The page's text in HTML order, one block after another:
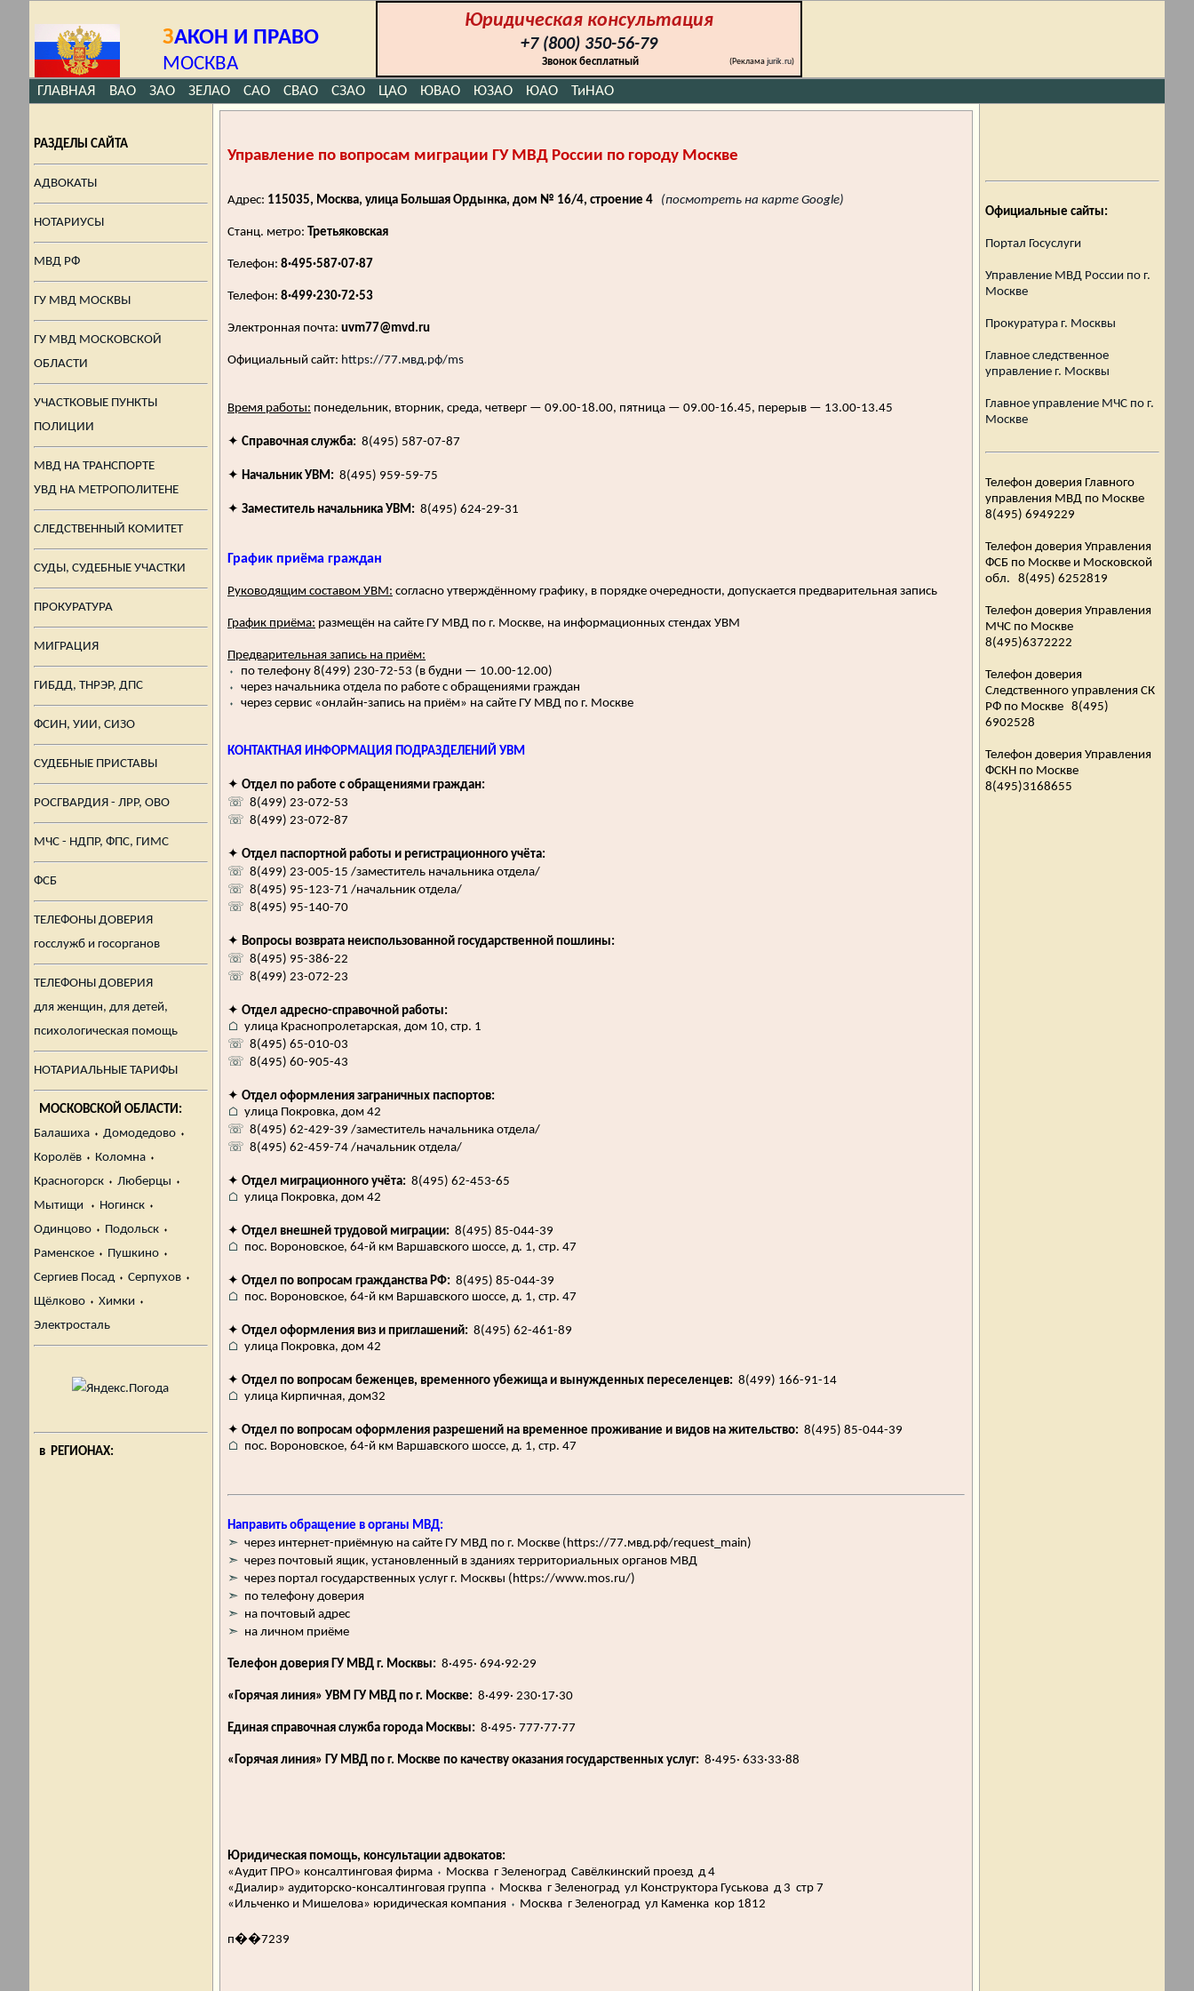
ЗАКОН И ПРАВО
МОСКВА
Юридическая консультация
+7 (800) 350-56-79
Звонок бесплатный (Рекламаjurik.ru)
ГЛАВНАЯ ВАО ЗАО ЗЕЛАО САО СВАО СЗАО ЦАО ЮВАО ЮЗАО ЮАО ТиНАО
РАЗДЕЛЫ САЙТА
АДВОКАТЫ
НОТАРИУСЫ
МВД РФ
ГУ МВД МОСКВЫ
ГУ МВД МОСКОВСКОЙ
ОБЛАСТИ
УЧАСТКОВЫЕ ПУНКТЫ
ПОЛИЦИИ
МВД НА ТРАНСПОРТЕ
УВД НА МЕТРОПОЛИТЕНЕ
СЛЕДСТВЕННЫЙ КОМИТЕТ
СУДЫ, СУДЕБНЫЕ УЧАСТКИ
ПРОКУРАТУРА
МИГРАЦИЯ
ГИБДД, ТНРЭР, ДПС
ФСИН, УИИ, СИЗО
СУДЕБНЫЕ ПРИСТАВЫ
РОСГВАРДИЯ - ЛРР, ОВО
МЧС - НДПР, ФПС, ГИМС
ФСБ
ТЕЛЕФОНЫ ДОВЕРИЯ
госслужб и госорганов
ТЕЛЕФОНЫ ДОВЕРИЯ
для женщин, для детей,
психологическая помощь
НОТАРИАЛЬНЫЕ ТАРИФЫ
МОСКОВСКОЙ ОБЛАСТИ:
Балашиха ⬪ Домодедово ⬪
Королёв ⬪ Коломна ⬪
Красногорск ⬪ Люберцы ⬪
Мытищи ⬪ Ногинск ⬪
Одинцово ⬪ Подольск ⬪
Раменское ⬪ Пушкино ⬪
Сергиев Посад⬪ Серпухов ⬪
Щёлково ⬪ Химки ⬪
Электросталь
в РЕГИОНАХ:
Управление по вопросам миграции ГУ МВД России по городу Москве
Адрес: 115035, Москва, улица Большая Ордынка, дом № 16/4, строение 4 (посмотреть на карте Google)
Станц. метро: Третьяковская
Телефон: 8·495·587·07·87
Телефон: 8·499·230·72·53
Электронная почта: uvm77@mvd.ru
Официальный сайт: https://77.мвд.рф/ms
Время работы: понедельник, вторник, среда, четверг — 09.00-18.00, пятница — 09.00-16.45, перерыв — 13.00-13.45
✦ Справочная служба: 8(495) 587-07-87
✦ Начальник УВМ: 8(495) 959-59-75
✦ Заместитель начальника УВМ: 8(495) 624-29-31
График приёма граждан
Руководящим составом УВМ: согласно утверждённому графику, в порядке очередности, допускается предварительная запись
График приёма: размещён на сайте ГУ МВД по г. Москве, на информационных стендах УВМ
Предварительная запись на приём:
⬪
по телефону 8(499) 230-72-53 (в будни — 10.00-12.00)
⬪ через начальника отдела по работе с обращениями граждан
⬪ через сервис «онлайн-запись на приём» на сайте ГУ МВД по г. Москве
КОНТАКТНАЯ ИНФОРМАЦИЯ ПОДРАЗДЕЛЕНИЙ УВМ
✦ Отдел по работе с обращениями граждан:
☏ 8(499) 23-072-53
☏ 8(499) 23-072-87
✦ Отдел паспортной работы и регистрационного учёта:
☏ 8(499) 23-005-15 /заместитель начальника отдела/
☏ 8(495) 95-123-71 /начальник отдела/
☏ 8(495) 95-140-70
✦ Вопросы возврата неиспользованной государственной пошлины:
☏ 8(495) 95-386-22
☏ 8(499) 23-072-23
✦ Отдел адресно-справочной работы:
⌂ улица Краснопролетарская, дом 10, стр. 1
☏ 8(495) 65-010-03
☏ 8(495) 60-905-43
✦ Отдел оформления заграничных паспортов:
⌂ улица Покровка, дом 42
☏ 8(495) 62-429-39 /заместитель начальника отдела/
☏ 8(495) 62-459-74 /начальник отдела/
✦ Отдел миграционного учёта: 8(495) 62-453-65
⌂ улица Покровка, дом 42
✦ Отдел внешней трудовой миграции: 8(495) 85-044-39
⌂ пос. Вороновское, 64-й км Варшавского шоссе, д. 1, стр. 47
✦ Отдел по вопросам гражданства РФ: 8(495) 85-044-39
⌂ пос. Вороновское, 64-й км Варшавского шоссе, д. 1, стр. 47
✦ Отдел оформления виз и приглашений: 8(495) 62-461-89
⌂ улица Покровка, дом 42
✦ Отдел по вопросам беженцев, временного убежища и вынужденных переселенцев: 8(499) 166-91-14
⌂ улица Кирпичная, дом32
✦ Отдел по вопросам оформления разрешений на временное проживание и видов на жительство: 8(495) 85-044-39
⌂ пос. Вороновское, 64-й км Варшавского шоссе, д. 1, стр. 47
Направить обращение в органы МВД:
➣ через интернет-приёмную на сайте ГУ МВД по г. Москве (https://77.мвд.рф/request_main)
➣ через почтовый ящик, установленный в зданиях территориальных органов МВД
➣ через портал государственных услуг г. Москвы (https://www.mos.ru/)
➣ по телефону доверия
➣ на почтовый адрес
➣ на личном приёме
Телефон доверия ГУ МВД г. Москвы: 8·495· 694·92·29
«Горячая линия» УВМ ГУ МВД по г. Москве: 8·499· 230·17·30
Единая справочная служба города Москвы: 8·495· 777·77·77
«Горячая линия» ГУ МВД по г. Москве по качеству оказания государственных услуг: 8·495· 633·33·88
Юридическая помощь, консультации адвокатов:
«Аудит ПРО» консалтинговая фирма ⬪ Москва г Зеленоград Савёлкинский проезд д 4
«Диалир» аудиторско-консалтинговая группа ⬪ Москва г Зеленоград ул Конструктора Гуськова д 3 стр 7
«Ильченко и Мишелова» юридическая компания ⬪ Москва г Зеленоград ул Каменка кор 1812
п��7239
Официальные сайты:
Портал Госуслуги
Управление МВД России по г.
Москве
Прокуратура г. Москвы
Главное следственное
управление г. Москвы
Главное управление МЧС по г.
Москве
Телефон доверия Главного
управления МВД по Москве
8(495) 6949229
Телефон доверия Управления
ФСБ по Москве и Московской
обл. 8(495) 6252819
Телефон доверия Управления
МЧС по Москве
8(495)6372222
Телефон доверия
Следственного управления СК
РФ по Москве 8(495)
6902528
Телефон доверия Управления
ФСКН по Москве
8(495)3168655